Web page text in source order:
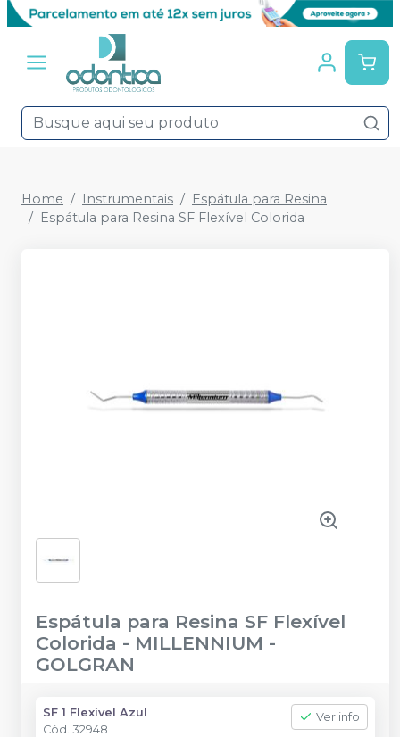
Home Instrumentais
Espátula para Resina
Espátula para Resina SF Flexível Colorida
Espátula para Resina SF Flexível
Colorida - MILLENNIUM -
GOLGRAN
SF 1 Flexível Azul
Cód. 32948
Ver info